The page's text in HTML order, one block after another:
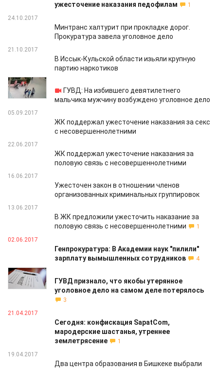
ужесточение наказания педофилам
1
24.10.2017
Минтранс халтурит при прокладке дорог.
Прокуратура завела уголовное дело
21.10.2017
В Иссык-Кульской области изьяли крупную
партию наркотиков
19.09.2017
ГУВД: На избившего девятилетнего
мальчика мужчину возбуждено уголовное дело
05.09.2017
ЖК поддержал ужесточение наказания за секс
с несовершеннолетними
22.06.2017
ЖК поддержал ужесточение наказания за
половую связь с несовершеннолетними
16.06.2017
Ужесточен закон в отношении членов
организованных криминальных группировок
13.06.2017
В ЖК предложили ужесточить наказание за
половую связь с несовершеннолетними
1
02.06.2017
Генпрокуратура: В Академии наук "пилили"
зарплату вымышленных сотрудников
4
24.04.2017
ГУВД признало, что якобы утерянное
уголовное дело на самом деле потерялось
3
21.04.2017
Сегодня: конфискация SapatCom,
мародерские шастанья, утреннее
землетрясение
1
19.04.2017
Два центра образования в Бишкеке выбрали